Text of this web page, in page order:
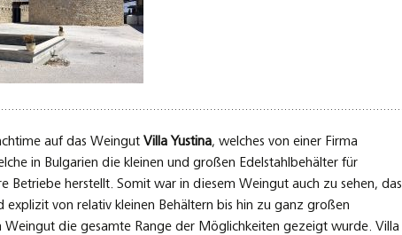
auf das Weingut Villa Yustina, welches von einer Firma
in Bulgarien die kleinen und großen Edelstahlbehälter für
Betriebe herstellt. Somit war in diesem Weingut auch zu sehen, das
explizit von relativ kleinen Behältern bis hin zu ganz großen
Weingut die gesamte Range der Möglichkeiten gezeigt wurde. Villa